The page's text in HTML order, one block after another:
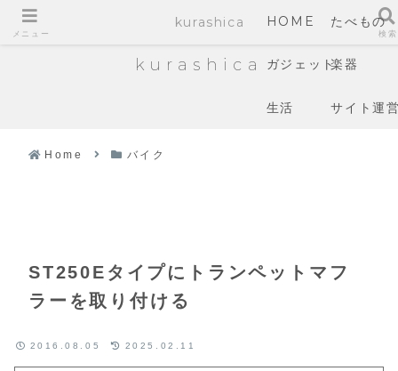
kurashica
HOME たべもの
ガジェット楽器
生活 サイト運
Home バイク
ST250Eタイプにトランペットマフ
ラーを取り付ける
2016.08.05 2025.02.11
メニュー
kurashica
検索